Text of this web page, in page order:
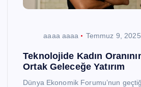
aaaa aaaa Temmuz 9, 2025
Teknolojide Kadın
Ortak Geleceğe Yatırım
Dünya Ekonomik Forumu’nun